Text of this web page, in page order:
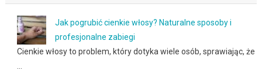
Jak pogrubić cienkie włosy? Naturalne sposoby i
profesjonalne zabiegi
Cienkie włosy to problem, który dotyka wiele osób, sprawiając, że